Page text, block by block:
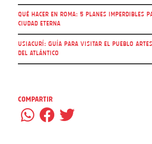
Qué hacer en Roma: 5 Planes imperdibles
Ciudad Eterna
Usiacurí: guía para visitar el pueblo
del Atlántico
Compartir